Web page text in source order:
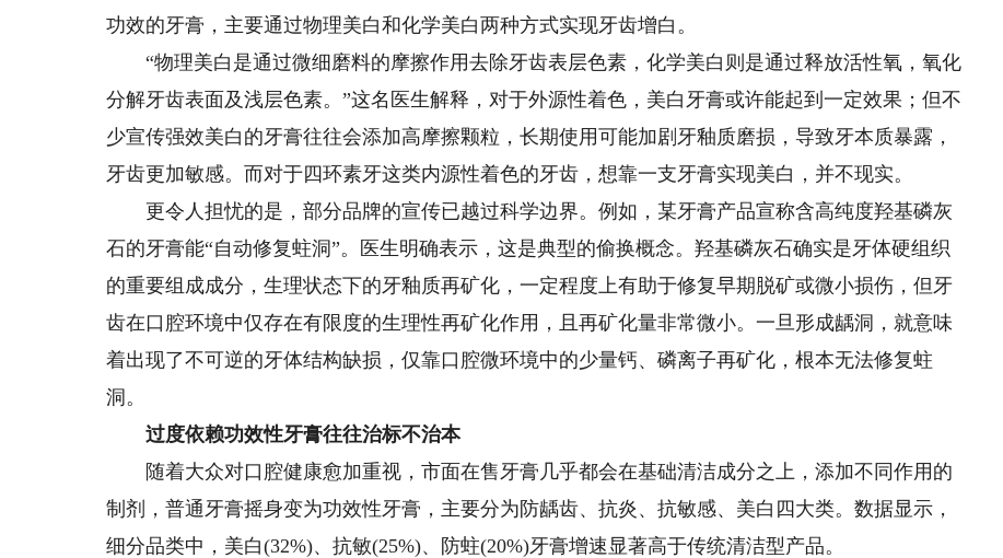
功效的牙膏，主要通过物理美白和化学美白两种方式实现牙齿增白。
“物理美白是通过微细磨料的摩擦作用去除牙齿表层色素，化学美白则是通过释放活性氧，氧化
分解牙齿表面及浅层色素。”这名医生解释，对于外源性着色，美白牙膏或许能起到一定效果；但不
少宣传强效美白的牙膏往往会添加高摩擦颗粒，长期使用可能加剧牙釉质磨损，导致牙本质暴露，
牙齿更加敏感。而对于四环素牙这类内源性着色的牙齿，想靠一支牙膏实现美白，并不现实。
更令人担忧的是，部分品牌的宣传已越过科学边界。例如，某牙膏产品宣称含高纯度羟基磷灰
石的牙膏能“自动修复蛀洞”。医生明确表示，这是典型的偷换概念。羟基磷灰石确实是牙体硬组织
的重要组成成分，生理状态下的牙釉质再矿化，一定程度上有助于修复早期脱矿或微小损伤，但牙
齿在口腔环境中仅存在有限度的生理性再矿化作用，且再矿化量非常微小。一旦形成龋洞，就意味
着出现了不可逆的牙体结构缺损，仅靠口腔微环境中的少量钙、磷离子再矿化，根本无法修复蛀
洞。
过度依赖功效性牙膏往往治标不治本
随着大众对口腔健康愈加重视，市面在售牙膏几乎都会在基础清洁成分之上，添加不同作用的
制剂，普通牙膏摇身变为功效性牙膏，主要分为防龋齿、抗炎、抗敏感、美白四大类。数据显示，
细分品类中，美白(32%)、抗敏(25%)、防蛀(20%)牙膏增速显著高于传统清洁型产品。